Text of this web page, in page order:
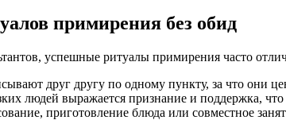
примирения без обид
успешные ритуалы примирения часто
друг другу по одному пункту, за что они
людей выражается признание и поддержка,
приготовление блюда или совместное